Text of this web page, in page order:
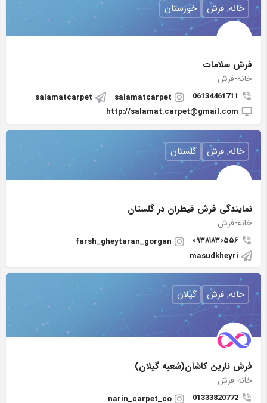
فرش سلامات
خانه-فرش
06134461711
salamatcarpet
salamatcarpet
http://salamat.carpet@gmail.com
خانه, فرش خوزستان
نمایندگی فرش قیطران در گلستان
خانه-فرش
۰۹۳۸۱۸۳۰۵۵۶
farsh_gheytaran_gorgan
masudkheyri
خانه, فرش گلستان
فرش نارين كاشان(شعبه گيلان)
خانه-فرش
01333820772
narin_carpet_co
خانه, فرش گیلان